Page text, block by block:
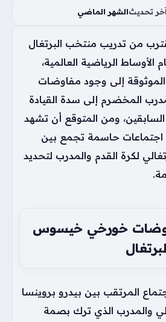
تحديثالشهر الماضي
من تدريب منتخب البرتغال
الرياضية العالمية،
إلى وجود مفاوضات
المخضرم إلى سدة القيادة
السابقين، ومن المتوقع أن تشهد
اجتماعات حاسمة تجمع بين
لكرة القدم والمدرب لتحديد
خورخي خيسوس
المرتقب بين بيدرو بروينسا
والمدرب الذي ترك بصمة